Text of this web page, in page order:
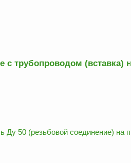
с трубопроводом (вставка)